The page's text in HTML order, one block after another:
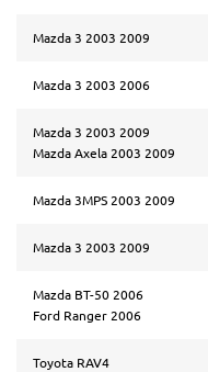
Mazda 3 2003 2009
Mazda 3 2003 2006
Mazda 3 2003 2009
Mazda Axela 2003 2009
Mazda 3MPS 2003 2009
Mazda 3 2003 2009
Mazda BT-50 2006
Ford Ranger 2006
Toyota RAV4